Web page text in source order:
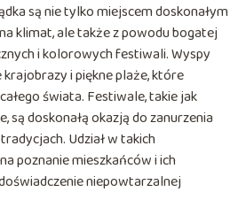
są nie tylko miejscem doskonałym
klimat, ale także z powodu bogatej
i kolorowych festiwali. Wyspy
i piękne plaże, które
świata. Festiwale, takie jak
są doskonałą okazją do zanurzenia
Udział w takich
poznanie mieszkańców i ich
niepowtarzalnej